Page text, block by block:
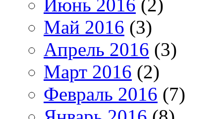
Июнь 2016 (2)
Май 2016 (3)
Апрель 2016 (3)
Март 2016 (2)
Февраль 2016 (7)